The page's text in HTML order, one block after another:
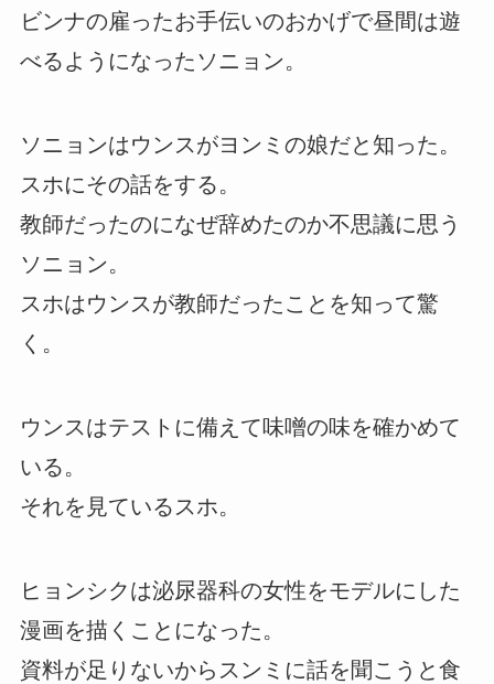
ビンナの雇ったお手伝いのおかげで昼間は遊
べるようになったソニョン。
ソニョンはウンスがヨンミの娘だと知った。
スホにその話をする。
教師だったのになぜ辞めたのか不思議に思う
ソニョン。
スホはウンスが教師だったことを知って驚
く。
ウンスはテストに備えて味噌の味を確かめて
いる。
それを見ているスホ。
ヒョンシクは泌尿器科の女性をモデルにした
漫画を描くことになった。
資料が足りないからスンミに話を聞こうと食